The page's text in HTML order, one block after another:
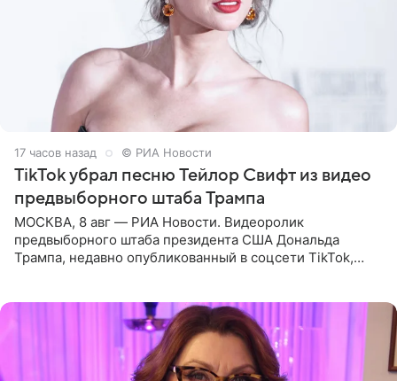
17 часов назад © РИА Новости
TikTok убрал песню Тейлор Свифт из видео
предвыборного штаба Трампа
МОСКВА, 8 авг — РИА Новости. Видеоролик
предвыборного штаба президента США Дональда
Трампа, недавно опубликованный в соцсети TikTok,